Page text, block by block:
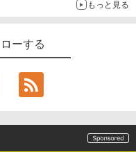
もっと見る
ーする